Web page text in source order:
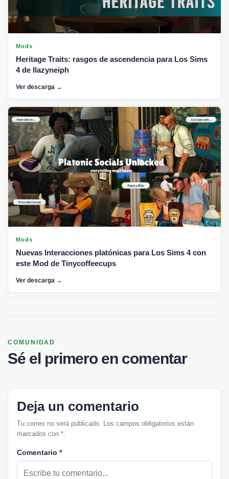
Mods
Heritage Traits: rasgos de ascendencia para Los Sims
4 de llazyneiph
Ver descarga →
Mods
Nuevas Interacciones platónicas para Los Sims 4 con
este Mod de Tinycoffeecups
Ver descarga →
COMUNIDAD
Sé el primero en comentar
Deja un comentario
Tu correo no será publicado. Los campos obligatorios están
marcados con *.
Comentario *